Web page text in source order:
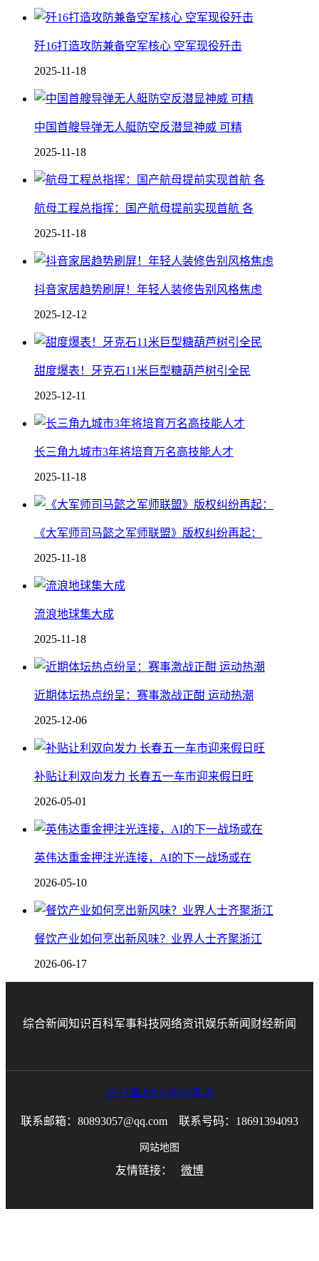
歼16打造攻防兼备空军核心 空军现役歼击
2025-11-18
中国 首艘导弹无人艇防空反潜显神威 可精
2025-11-18
航母工程总指挥：国产航母提前实现首航 各
2025-11-18
抖音家居趋势刷屏！年轻人装修告别风格焦虑
2025-12-12
甜度爆表！牙克石11米巨型糖葫芦树引全民
2025-12-11
长三角九城市3年将培育万名高技能人才
2025-11-18
《大军师司马懿之军师联盟》版权纠纷再起：
2025-11-18
流浪地球集大成
2025-11-18
近期体坛热点纷呈：赛事激战正酣 运动热潮
2025-12-06
补贴让利双向发力 长春五一车市迎来假日旺
2026-05-01
英伟达重金押注光连接，AI的下一战场或在
2026-05-10
餐饮产业如何烹出新风味？业界人士齐聚浙江
2026-06-17
综合新闻知识百科军事科技 网络资讯娱乐新闻 财经新闻
沪ICP备2025136253号-49
联系邮箱：80893057@qq.com 联系号码：18691394093
网站地图
友情链接： 微博